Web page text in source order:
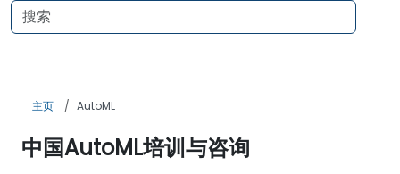
主页 AutoML
中国AutoML培训与咨询